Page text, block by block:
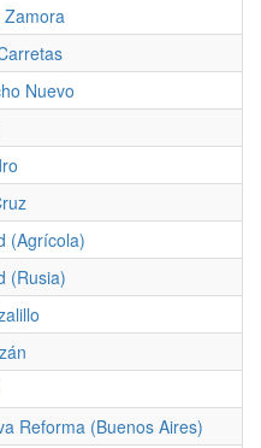
Zamora
Nuevo
(Agrícola)
(Rusia)
Reforma (Buenos Aires)